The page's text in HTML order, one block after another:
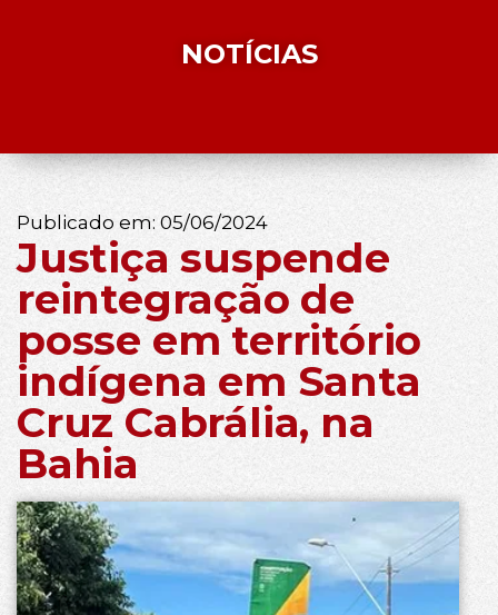
NOTÍCIAS
Publicado em: 05/06/2024
Justiça suspende
reintegração de
posse em território
indígena em Santa
Cruz Cabrália, na
Bahia